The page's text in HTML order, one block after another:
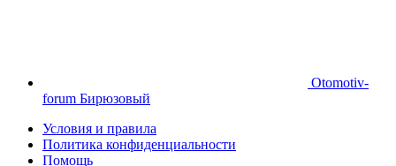
Otomotiv-
forum Бирюзовый
Условия и правила
Политика конфиденциальности
Помощь